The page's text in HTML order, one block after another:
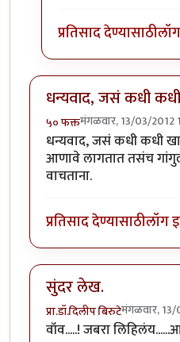
प्रतिसाद देण्यासाठी
धन्यवाद, जसं कधी
५० फक्तमंगळवार, 13/03/2012
धन्यवाद, जसं कधी कधी
आणावे लागतात तसंच
वाचताना.
प्रतिसाद देण्यासाठीलॉग
सुंदर लेख.
प्रा.डॉ.दिलीप बिरुटेमंगळवार,
वॉव.....! जबरा